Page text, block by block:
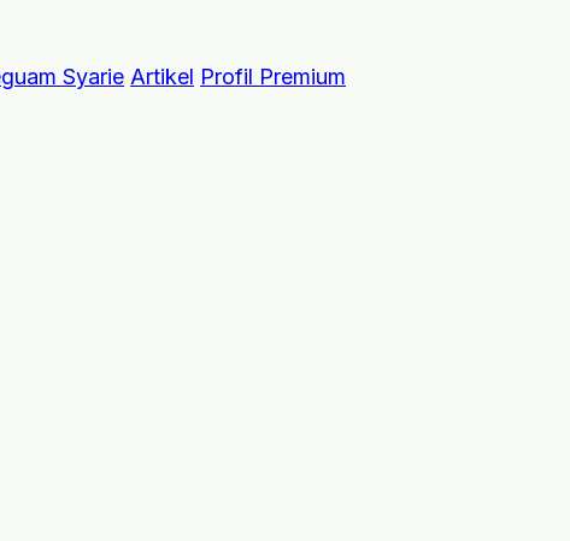
Syarie Artikel Profil Premium